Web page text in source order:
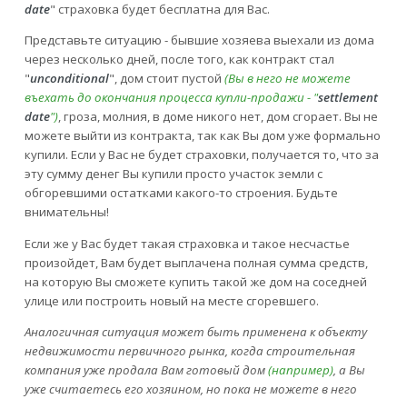
date" страховка будет бесплатна для Вас.
Представьте ситуацию - бывшие хозяева выехали из дома
через несколько дней, после того, как контракт стал
"unconditional", дом стоит пустой (Вы в него не можете
въехать до окончания процесса купли-продажи - "settlement
date"), гроза, молния, в доме никого нет, дом сгорает. Вы не
можете выйти из контракта, так как Вы дом уже формально
купили. Если у Вас не будет страховки, получается то, что за
эту сумму денег Вы купили просто участок земли с
обгоревшими остатками какого-то строения. Будьте
внимательны!
Если же у Вас будет такая страховка и такое несчастье
произойдет, Вам будет выплачена полная сумма средств,
на которую Вы сможете купить такой же дом на соседней
улице или построить новый на месте сгоревшего.
Аналогичная ситуация может быть применена к объекту
недвижимости первичного рынка, когда строительная
компания уже продала Вам готовый дом(например), а Вы
уже считаетесь его хозяином, но пока не можете в него